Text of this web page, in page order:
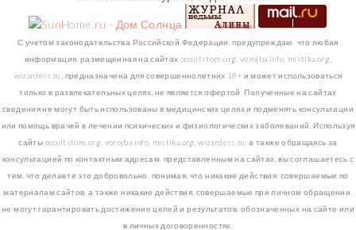
С учетом законодательства Российской Федерации, предупреждаю, что любая
информация, размещенная на сайтах occultstore.org, vorojba.info, mistika.org,
wizardess.ru, предназначена для совершеннолетних 18+ и может использоваться
только в развлекательных целях, не является офертой. Полученные на сайтах
сведения не могут быть использованы в медицинских целях и подменять консультации
или помощь врачей в лечении психических и физиологических заболеваний. Используя
сайты occultstore.org, vorojba.info, mistika.org, wizardess.ru, а также обращаясь за
консультацией по контактным адресам, представленным на сайтах, вы соглашаетесь с
тем, что делаете это добровольно, понимая, что никакие действия, совершаемые по
материалам сайтов, а также никакие действия, совершаемые при личном обращении,
не могут гарантировать достижение целей и результатов, обозначенных на сайте или
в личных договоренностях.